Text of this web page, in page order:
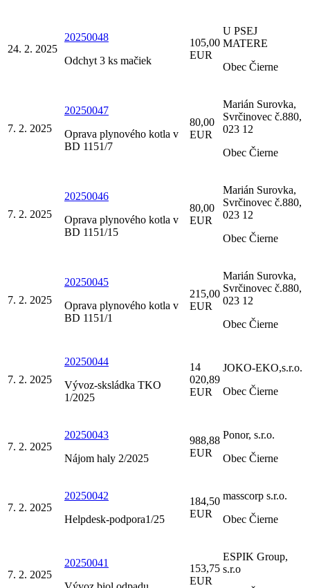
24. 2. 2025
20250048
Odchyt 3 ks mačiek
105,00
EUR
U PSEJ
MATERE
Obec Čierne
7. 2. 2025
20250047
Oprava plynového kotla v
BD 1151/7
80,00
EUR
Marián Surovka,
Svrčinovec č.880,
023 12
Obec Čierne
7. 2. 2025
20250046
Oprava plynového kotla v
BD 1151/15
80,00
EUR
Marián Surovka,
Svrčinovec č.880,
023 12
Obec Čierne
7. 2. 2025
20250045
Oprava plynového kotla v
BD 1151/1
215,00
EUR
Marián Surovka,
Svrčinovec č.880,
023 12
Obec Čierne
7. 2. 2025
20250044
Vývoz-sksládka TKO
1/2025
14
020,89
EUR
JOKO-EKO,s.r.o.
Obec Čierne
7. 2. 2025
20250043
Nájom haly 2/2025
988,88
EUR
Ponor, s.r.o.
Obec Čierne
7. 2. 2025
20250042
Helpdesk-podpora1/25
184,50
EUR
masscorp s.r.o.
Obec Čierne
7. 2. 2025
20250041
153,75
EUR
ESPIK Group,
s.r.o